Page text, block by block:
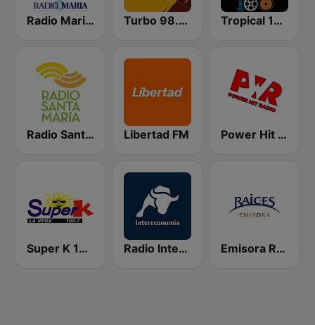
Radio Maria Uruguay 1090 AM Turbo 98.3 FM Tropical 100 Bolero
Radio Santa Maria Libertad FM Power Hit Radio
Super K 100.7 FM Radio Intereconomía Emisora Raíces